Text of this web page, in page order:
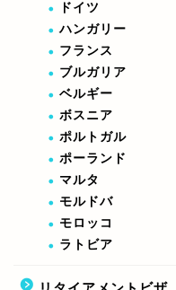
ドイツ
ハンガリー
フランス
ブルガリア
ベルギー
ボスニア
ポルトガル
ポーランド
マルタ
モルドバ
モロッコ
ラトビア